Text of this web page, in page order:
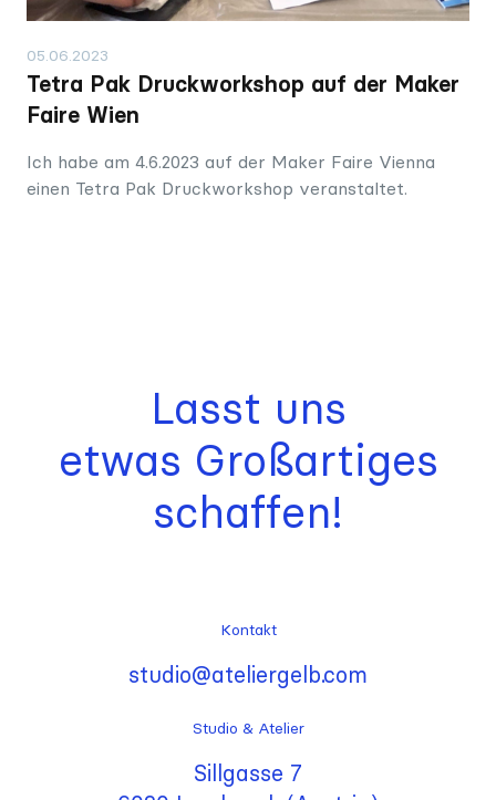
05.06.2023
Tetra Pak Druckworkshop auf der Maker
Faire Wien
Ich habe am 4.6.2023 auf der Maker Faire Vienna
einen Tetra Pak Druckworkshop veranstaltet.
Lasst uns
etwas Großartiges
schaffen!
Kontakt
studio@ateliergelb.com
Studio & Atelier
Sillgasse 7